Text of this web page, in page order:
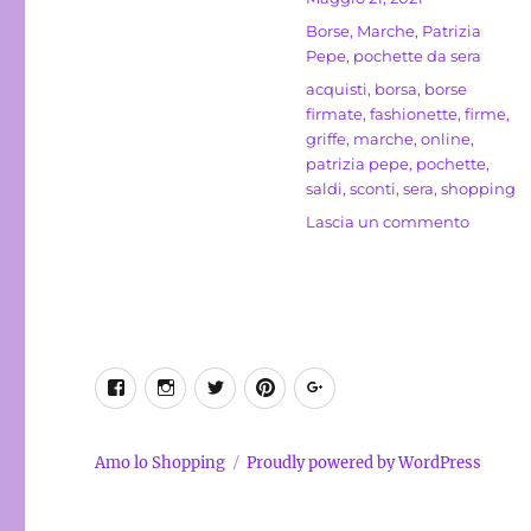
Categorie
Borse, Marche, Patrizia
Pepe, pochette da sera
Tag
acquisti, borsa, borse
firmate, fashionette, firme,
griffe, marche, online,
patrizia pepe, pochette,
saldi, sconti, sera, shopping
Lascia un commentosu
FacebookInstagram
TwitterPinterestGoogle+
Amo lo Shopping Proudly powered by WordPress